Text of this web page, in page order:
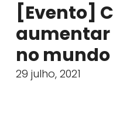
[Evento]
aumentar
no
29 julho, 2021